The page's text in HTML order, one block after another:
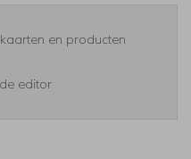
en producten
editor